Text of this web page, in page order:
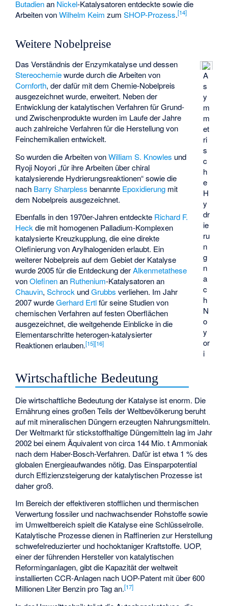
Butadienan Nickel-Katalysatoren entdeckte sowie die
Arbeiten vonWilhelm Keim zumSHOP-Prozess.[14]
Weitere Nobelpreise
A
s
y
m
m
et
ri
s
c
h
e
H
y
dr
ie
ru
n
g
n
a
c
h
N
o
y
or
i
Das Verständnis der Enzymkatalyse und dessen
Stereochemiewurde durch die Arbeiten von
Cornforth, der dafür mit dem Chemie-Nobelpreis
ausgezeichnet wurde, erweitert. Neben der
Entwicklung der katalytischen Verfahren für Grund-
und Zwischenprodukte wurden im Laufe der Jahre
auch zahlreiche Verfahren für die Herstellung von
Feinchemikalien entwickelt.
So wurden die Arbeiten vonWilliam S. Knowles und
Ryoji Noyori„für ihre Arbeiten über chiral
katalysierende Hydrierungsreaktionen“ sowie die
nach Barry Sharpless benannte Epoxidierung mit
dem Nobelpreis ausgezeichnet.
Ebenfalls in den 1970er-Jahren entdeckte Richard F.
Heck die mit homogenen Palladium-Komplexen
katalysierte Kreuzkupplung, die eine direkte
Olefinierung von Arylhalogeniden erlaubt. Ein
weiterer Nobelpreis auf dem Gebiet der Katalyse
wurde 2005 für die Entdeckung derAlkenmetathese
vonOlefinenan Ruthenium-Katalysatoren an
Chauvin,Schrock undGrubbs verliehen. Im Jahr
2007 wurdeGerhard Ertlfür seine Studien von
chemischen Verfahren auf festen Oberflächen
ausgezeichnet, die weitgehende Einblicke in die
Elementarschritte heterogen-katalysierter
Reaktionen erlauben.[15][16]
Wirtschaftliche Bedeutung
Die wirtschaftliche Bedeutung der Katalyse ist enorm. Die
Ernährung eines großen Teils der Weltbevölkerung beruht
auf mit mineralischen Düngern erzeugten Nahrungsmitteln.
Der Weltmarkt für stickstoffhaltige Düngemitteln lag im Jahr
2002 bei einem Äquivalent von circa 144 Mio. t Ammoniak
nach dem Haber-Bosch-Verfahren. Dafür ist etwa 1 % des
globalen Energieaufwandes nötig. Das Einsparpotential
durch Effizienzsteigerung der katalytischen Prozesse ist
daher groß.
Im Bereich der effektiveren stofflichen und thermischen
Verwertung fossiler und nachwachsender Rohstoffe sowie
im Umweltbereich spielt die Katalyse eine Schlüsselrolle.
Katalytische Prozesse dienen in Raffinerien zur Herstellung
schwefelreduzierter und hochoktaniger Kraftstoffe. UOP,
einer der führenden Hersteller von katalytischen
Reforminganlagen, gibt die Kapazität der weltweit
installierten CCR-Anlagen nach UOP-Patent mit über 600
Millionen Liter Benzin pro Tag an.[17]